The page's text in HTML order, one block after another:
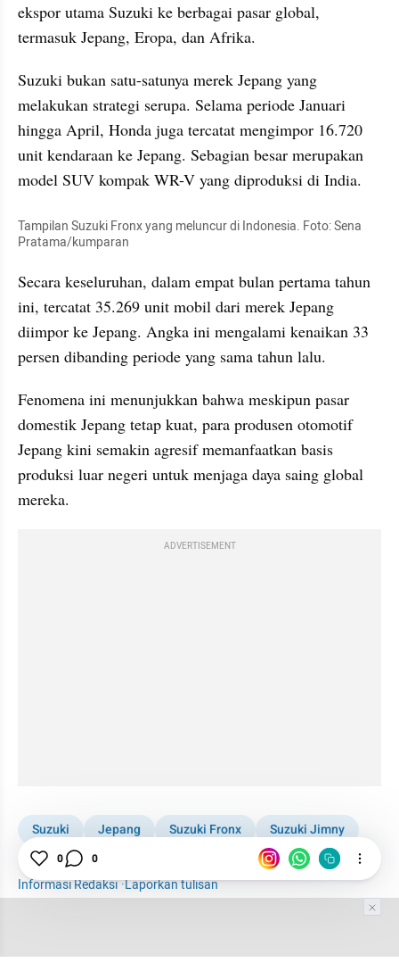
ekspor utama Suzuki ke berbagai pasar global,
termasuk Jepang, Eropa, dan Afrika.
Suzuki bukan satu-satunya merek Jepang yang
melakukan strategi serupa. Selama periode Januari
hingga April, Honda juga tercatat mengimpor 16.720
unit kendaraan ke Jepang. Sebagian besar merupakan
model SUV kompak WR-V yang diproduksi di India.
Tampilan Suzuki Fronx yang meluncur di Indonesia. Foto: Sena
Pratama/kumparan
Secara keseluruhan, dalam empat bulan pertama tahun
ini, tercatat 35.269 unit mobil dari merek Jepang
diimpor ke Jepang. Angka ini mengalami kenaikan 33
persen dibanding periode yang sama tahun lalu.
Fenomena ini menunjukkan bahwa meskipun pasar
domestik Jepang tetap kuat, para produsen otomotif
Jepang kini semakin agresif memanfaatkan basis
produksi luar negeri untuk menjaga daya saing global
mereka.
ADVERTISEMENT
Suzuki Jepang Suzuki Fronx
Suzuki Jimny
Importir
Informasi Redaksi·Laporkan tulisan
0 0